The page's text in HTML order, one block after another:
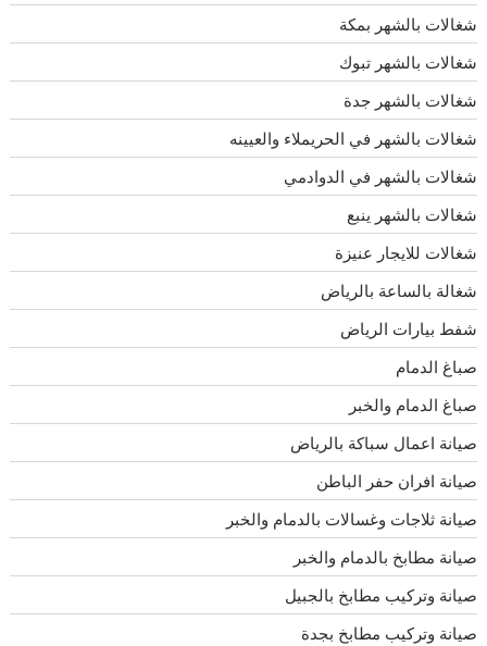
شغالات بالشهر بمكة
شغالات بالشهر تبوك
شغالات بالشهر جدة
شغالات بالشهر في الحريملاء والعيينه
شغالات بالشهر في الدوادمي
شغالات بالشهر ينبع
شغالات للايجار عنيزة
شغالة بالساعة بالرياض
شفط بيارات الرياض
صباغ الدمام
صباغ الدمام والخبر
صيانة اعمال سباكة بالرياض
صيانة افران حفر الباطن
صيانة ثلاجات وغسالات بالدمام والخبر
صيانة مطابخ بالدمام والخبر
صيانة وتركيب مطابخ بالجبيل
صيانة وتركيب مطابخ بجدة